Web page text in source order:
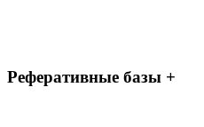
Реферативные базы +